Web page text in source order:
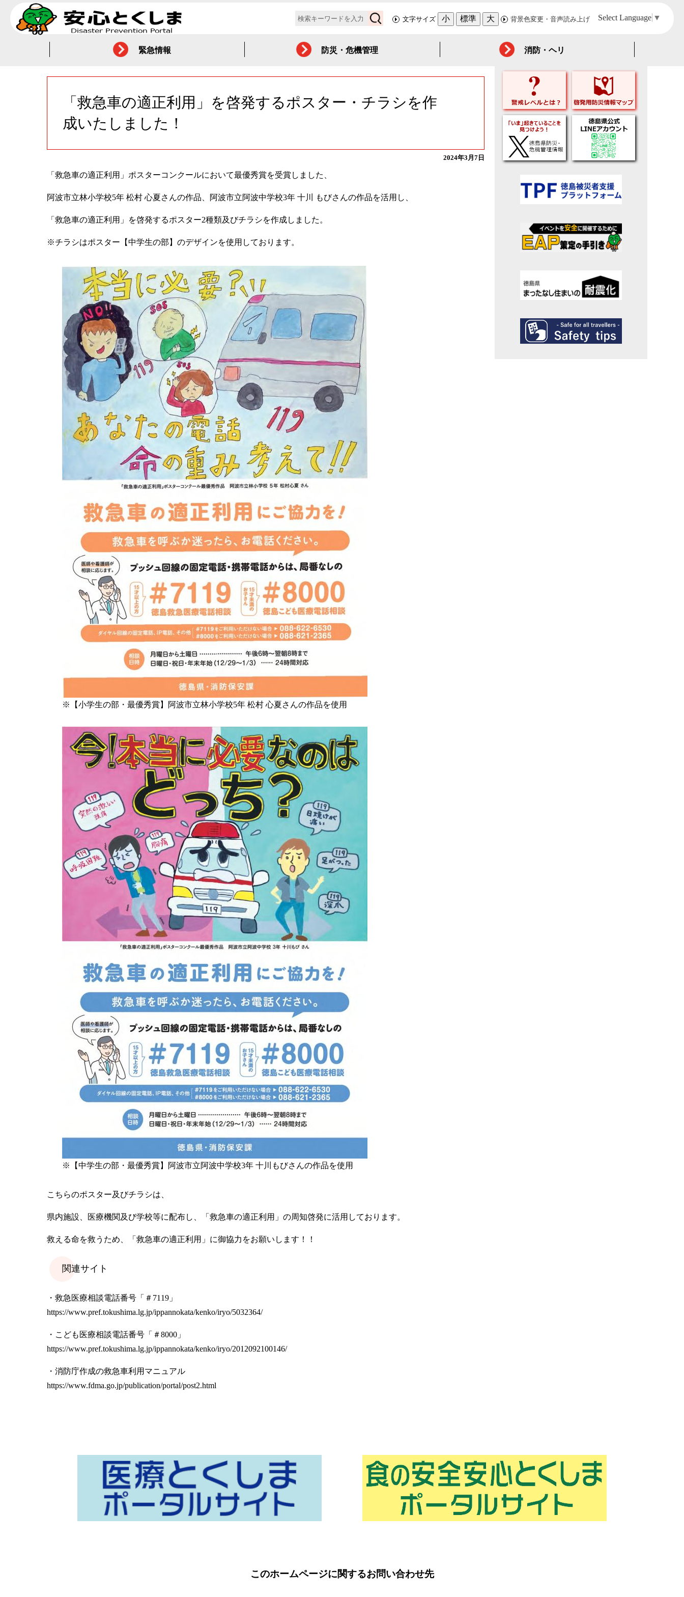
検
索
文字サイズ 小 標準 大 背景色変更・音声読み上げ Select Language ▼
緊急情報 防災・危機管理 消防・ヘリ
「救急車の適正利用」を啓発するポスター・チラシを作
成いたしました！
2024年3月7日
「救急車の適正利用」ポスターコンクールにおいて最優秀賞を受賞しました、
阿波市立林小学校5年 松村 心夏さんの作品、阿波市立阿波中学校3年 十川 もびさんの作品を活用し、
「救急車の適正利用」を啓発するポスター2種類及びチラシを作成しました。
※チラシはポスター【中学生の部】のデザインを使用しております。
※【小学生の部・最優秀賞】阿波市立林小学校5年 松村 心夏さんの作品を使用
※【中学生の部・最優秀賞】阿波市立阿波中学校3年 十川もびさんの作品を使用
こちらのポスター及びチラシは、
県内施設、医療機関及び学校等に配布し、「救急車の適正利用」の周知啓発に活用しております。
救える命を救うため、「救急車の適正利用」に御協力をお願いします！！
関連サイト
・救急医療相談電話番号「＃7119」
https://www.pref.tokushima.lg.jp/ippannokata/kenko/iryo/5032364/
・こども医療相談電話番号「＃8000」
https://www.pref.tokushima.lg.jp/ippannokata/kenko/iryo/2012092100146/
・消防庁作成の救急車利用マニュアル
https://www.fdma.go.jp/publication/portal/post2.html
このホームページに関するお問い合わせ先